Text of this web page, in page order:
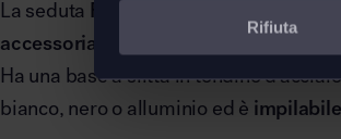
Rifiuta
La seduta Filò
accessoriabile con tavoletta scrittoio
Ha una base a slitta in tondino
bianco, nero o alluminio ed è